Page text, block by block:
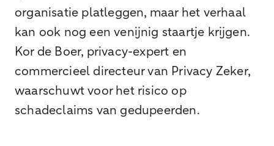
organisatie platleggen, maar het verhaal
kan ook nog een venijnig staartje krijgen.
Kor de Boer, privacy-expert en
commercieel directeur van Privacy Zeker,
waarschuwt voor het risico op
schadeclaims van gedupeerden.